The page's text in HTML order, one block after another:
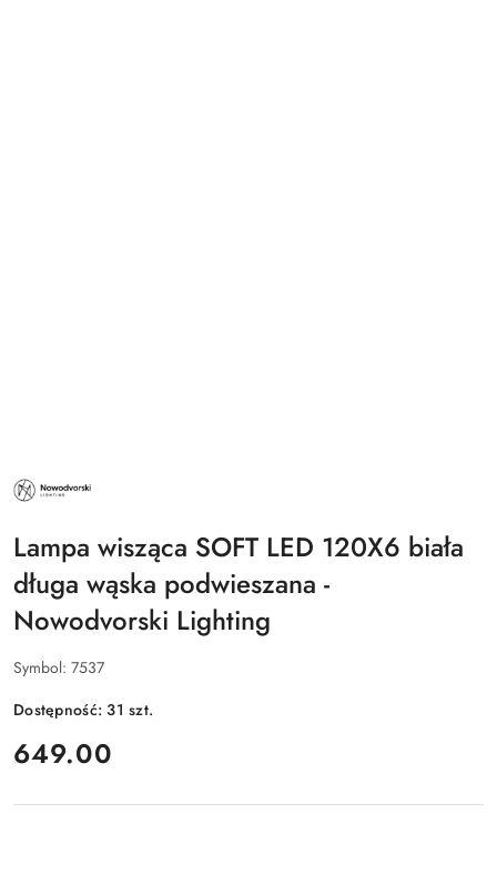
NAZWA
PRODUCENTA:
Lampa wisząca SOFT LED 120X6 biała
długa wąska podwieszana -
Nowodvorski Lighting
Symbol: 7537
Dostępność:31szt.
cena:
649.00